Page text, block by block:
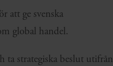
att ge svenska
global handel.
ta strategiska beslut utifrån